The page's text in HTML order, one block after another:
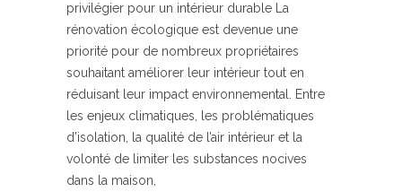
privilégier pour un intérieur durable La
rénovation écologique est devenue une
priorité pour de nombreux propriétaires
souhaitant améliorer leur intérieur tout en
réduisant leur impact environnemental. Entre
les enjeux climatiques, les problématiques
d’isolation, la qualité de l’air intérieur et la
volonté de limiter les substances nocives
dans la maison,